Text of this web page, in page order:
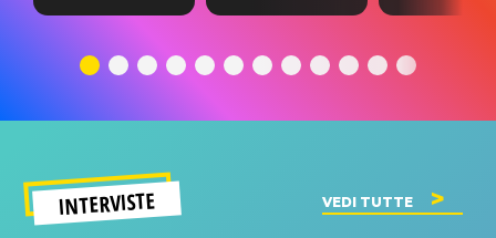
testo,
significato
traduzione e
del singolo
testo,
INTERVISTE VEDI TUTTE